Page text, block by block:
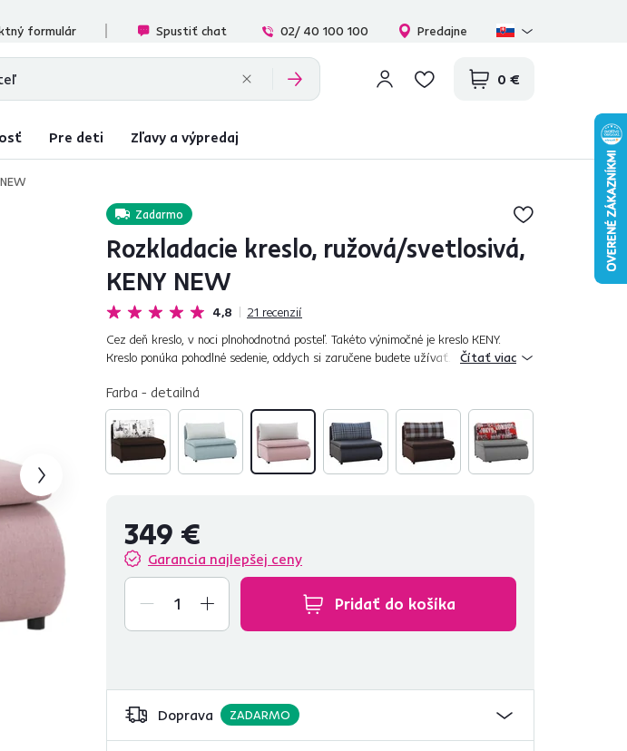
formulár
Spustiť chat 02/ 40 100 100 Predajne
0 €
Pre deti Zľavy a výpredaj
Zadarmo
Rozkladacie kreslo, ružová/svetlosivá,
KENY NEW
4,8 21 recenzií
Cez deň kreslo, v noci plnohodnotná posteľ. Takéto výnimočné je kreslo KENY.
Kreslo ponúka pohodlné sedenie, oddych si zaručene budete užívať. Jednoduchým
Čítať viac
Farba - detailná
349 €
Garancia najlepšej ceny
Pridať do košíka
Doprava ZADARMO